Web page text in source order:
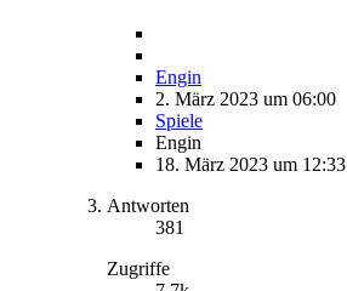
Engin
2. März 2023 um 06:00
Spiele
Engin
18. März 2023 um 12:33
Antworten
381
Zugriffe